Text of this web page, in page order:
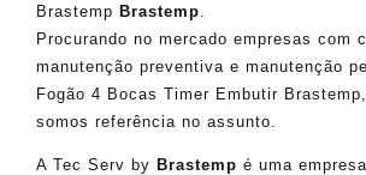
Brastemp Brastemp
Procurando no mercado empresas com
manutenção preventiva e manutenção
Fogão 4 Bocas Timer Embutir
somos referência no assunto.
A Tec Serv by Brastemp é uma empresa